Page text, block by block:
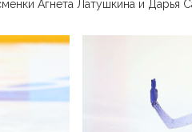
Агнета Латушкина и Дарья